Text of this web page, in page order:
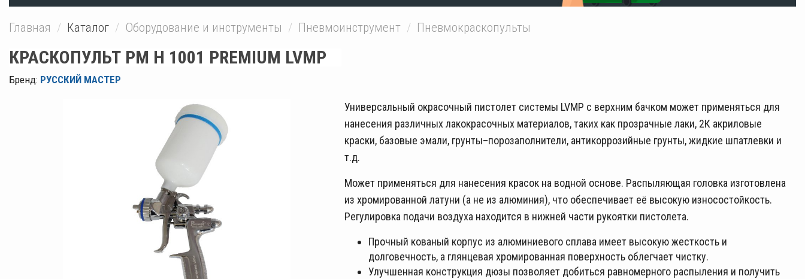
Главная Каталог Оборудование и инструменты Пневмоинструмент Пневмокраскопульты
КРАСКОПУЛЬТ РМ H 1001 PREMIUM LVMP
Бренд: РУССКИЙ МАСТЕР
Универсальный окрасочный пистолет системы LVMP с верхним бачком может применяться для
нанесения различных лакокрасочных материалов, таких как прозрачные лаки, 2К акриловые
краски, базовые эмали, грунты–порозаполнители, антикоррозийные грунты, жидкие шпатлевки и
т.д.
Может применяться для нанесения красок на водной основе. Распыляющая головка изготовлена
из хромированной латуни (а не из алюминия), что обеспечивает её высокую износостойкость.
Регулировка подачи воздуха находится в нижней части рукоятки пистолета.
Прочный кованый корпус из алюминиевого сплава имеет высокую жесткость и
долговечность, а глянцевая хромированная поверхность облегчает чистку.
Улучшенная конструкция дюзы позволяет добиться равномерного распыления и получить